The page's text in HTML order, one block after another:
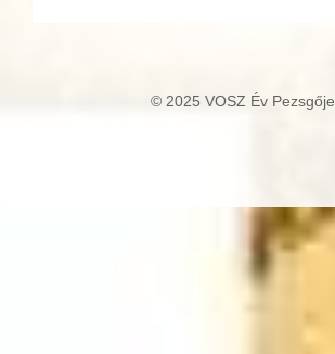
© 2025 VOSZ Év Pezsgője